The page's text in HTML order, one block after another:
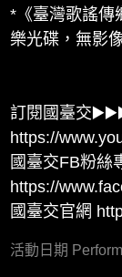
*《臺灣歌謠
樂光碟，無影
訂閱國臺交
https://
國臺交FB粉絲
https://
國臺交官網
活動日期